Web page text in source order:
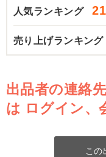
人気ランキング
売り上げランキング
出品者の連絡
は ログイン、
この